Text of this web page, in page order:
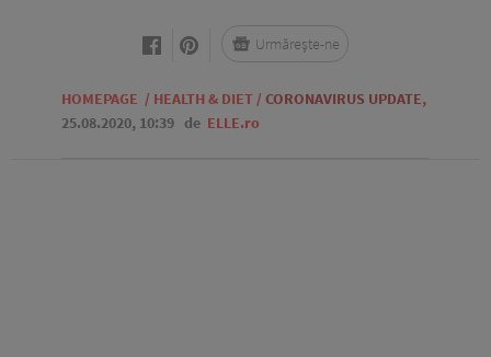
HOMEPAGE / HEALTH & DIET / CORONAVIRUS UPDATE,
25.08.2020, 10:39 de ELLE.ro
Urmărește-ne